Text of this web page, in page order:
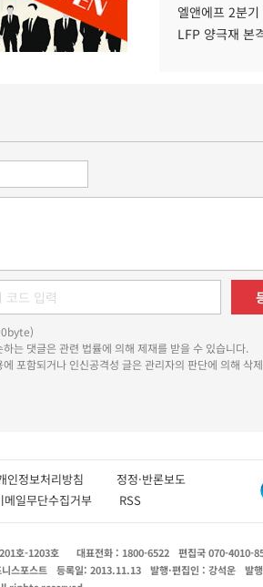
엘앤에프 2분
LFP 양극재 본
는 댓글은 관련 법률에 의해 제재를 받을 수 있습니다.
포함되거나 인신공격성 글은 관리자의 판단에 의해 삭
인정보처리방침 정정·반론보도
메일무단수집거부 RSS
호-1203호 대표전화 : 1800-6522 편집국 070-4010-
스포스트 등록일: 2013.11.13 발행·편집인 : 강석운 발